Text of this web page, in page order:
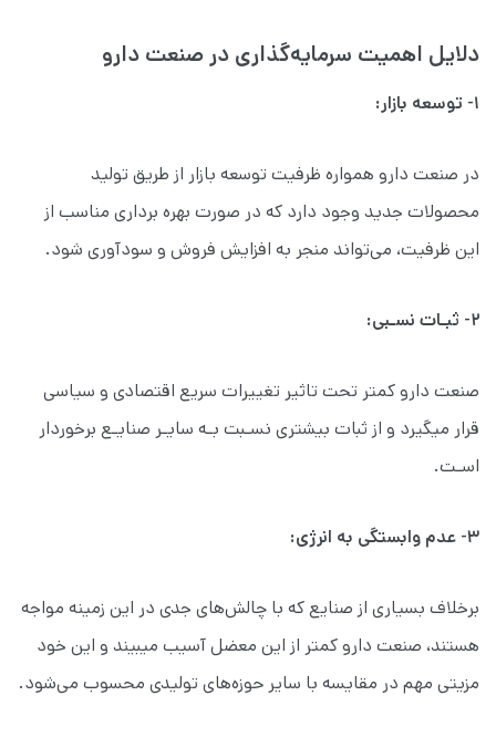
دلایل اهمیت سرمایه‌گذاری در صنعت دارو
۱- توسعه بازار:
در صنعت دارو همواره ظرفیت توسعه بازار از طریق تولید
محصولات جدید وجود دارد که در صورت بهره برداری مناسب از
این ظرفیت، می‌تواند منجر به افزایش فروش و سودآوری شود.
۲- ثبـات نسـبی:
صنعت دارو کمتر تحت تاثیر تغییرات سریع اقتصادی و سیاسی
قرار میگیرد و از ثبات بیشتری نسـبت بـه سایـر صنایـع برخوردار
اسـت.
۳- عدم وابستگی به انرژی:
برخلاف بسیاری از صنایع که با چالش‌های جدی در این زمینه مواجه
هستند، صنعت دارو کمتر از این معضل آسیب میبیند و این خود
مزیتی مهم در مقایسه با سایر حوزه‌های تولیدی محسوب می‌شود.